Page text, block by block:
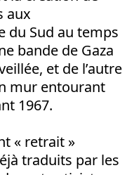
aux
du Sud au temps
bande de Gaza
et de l’autre
mur entourant
1967.
« retrait »
traduits par les